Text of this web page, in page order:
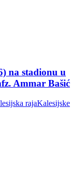
na stadionu u
Ammar Bašić
rajaKalesijske